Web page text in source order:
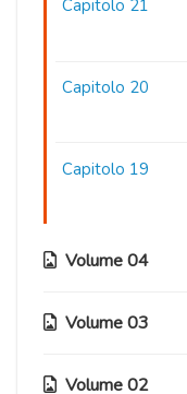
Capitolo 21
Capitolo 20
Capitolo 19
Volume 04
Capitolo 18
Volume 03
Volume 02